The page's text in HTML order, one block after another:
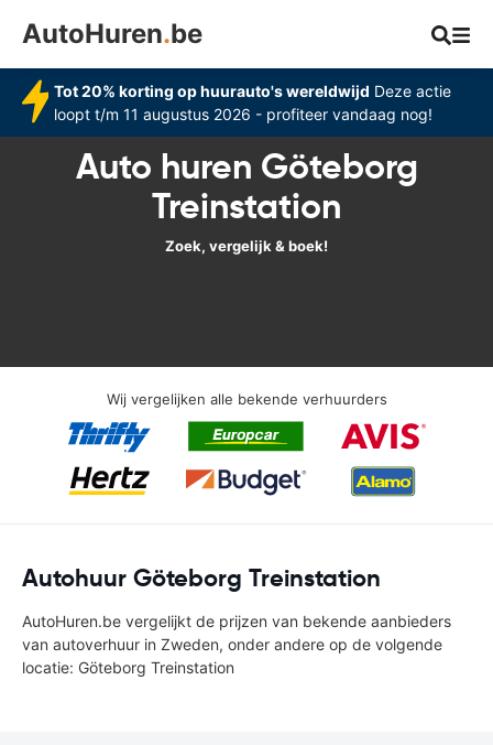
AutoHuren.be
Tot 20% korting op huurauto's wereldwijd Deze actie
loopt t/m 11 augustus 2026 - profiteer vandaag nog!
Auto huren Göteborg
Treinstation
Zoek, vergelijk & boek!
Wij vergelijken alle bekende verhuurders
Autohuur Göteborg Treinstation
AutoHuren.be vergelijkt de prijzen van bekende aanbieders
van autoverhuur in Zweden, onder andere op de volgende
locatie: Göteborg Treinstation